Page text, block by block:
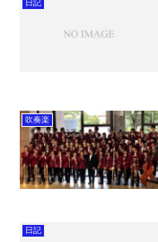
日記
吹奏楽
日記